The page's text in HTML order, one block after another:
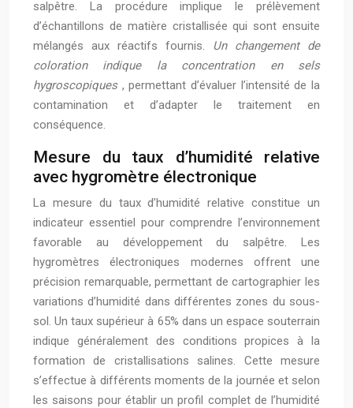
salpêtre. La procédure implique le prélèvement
d’échantillons de matière cristallisée qui sont ensuite
mélangés aux réactifs fournis. Un changement de
coloration indique la concentration en sels
hygroscopiques , permettant d’évaluer l’intensité de la
contamination et d’adapter le traitement en
conséquence.
Mesure du taux d’humidité relative
avec hygromètre électronique
La mesure du taux d’humidité relative constitue un
indicateur essentiel pour comprendre l’environnement
favorable au développement du salpêtre. Les
hygromètres électroniques modernes offrent une
précision remarquable, permettant de cartographier les
variations d’humidité dans différentes zones du sous-
sol. Un taux supérieur à 65% dans un espace souterrain
indique généralement des conditions propices à la
formation de cristallisations salines. Cette mesure
s’effectue à différents moments de la journée et selon
les saisons pour établir un profil complet de l’humidité